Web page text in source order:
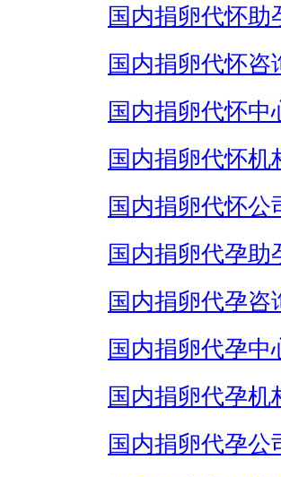
国内捐卵代怀助
国内捐卵代怀咨
国内捐卵代怀中
国内捐卵代怀机
国内捐卵代怀公
国内捐卵代孕助
国内捐卵代孕咨
国内捐卵代孕中
国内捐卵代孕机
国内捐卵代孕公